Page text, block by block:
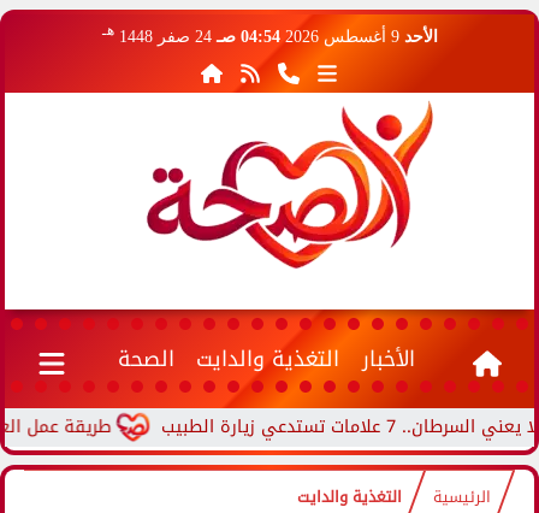
الأحد 9 أغسطس 2026 04:54 صـ 24 صفر 1448 هـ
الأخبار التغذية والدايت الصحة
طريقة عمل العجة تستدعي زيارة الطبيب
الرئيسية التغذية والدايت